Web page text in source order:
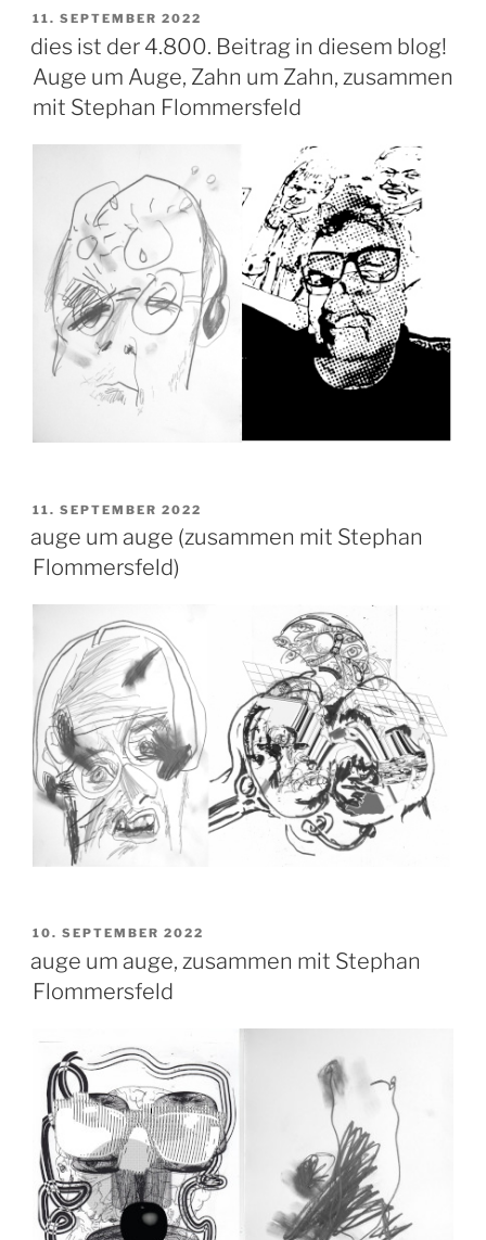
VERÖFFENTLICHT
AM
11. SEPTEMBER 2022
dies ist der 4.800. Beitrag in diesem blog!
Auge um Auge, Zahn um Zahn, zusammen
mit Stephan Flommersfeld
VERÖFFENTLICHT
11. SEPTEMBER 2022
auge um auge (zusammen mit Stephan
Flommersfeld)
VERÖFFENTLICHT
10. SEPTEMBER 2022
auge um auge, zusammen mit Stephan
Flommersfeld